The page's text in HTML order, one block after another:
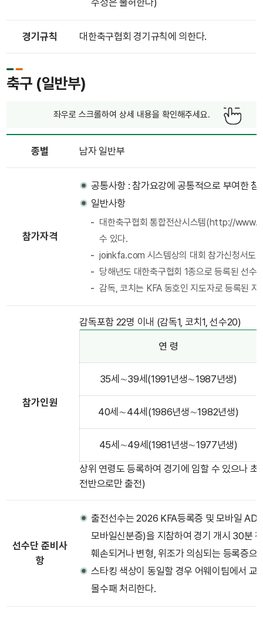
수정은 불허한다)
경기규칙 대한축구협회 경기규칙에 의한다.
축구 (일반부)
좌우로 스크롤하여 상세 내용을 확인해주세요.
종별 남자 일반부
참가자격
공통사항 : 참가요강에 공통적으로 부여한
일반사항
대한축구협회 통합전산시스템(http://
수 있다.
joinkfa.com 시스템상의 대회 참가신청서도
당해년도 대한축구협회 1종으로 등록된 선수
감독, 코치는 KFA 동호인 지도자로 등록된 자
참가인원
감독포함 22명 이내 (감독1, 코치1, 선수20)
연 령
35세∼39세(1991년생∼1987년생)
40세∼44세(1986년생∼1982년생)
45세∼49세(1981년생∼1977년생)
상위 연령도 등록하여 경기에 임할 수 있으나
전반으로만 출전)
선수단 준비사
항
출전선수는 2026 KFA등록증 및 모바일
모바일신분증)을 지참하여 경기 개시 30분
훼손되거나 변형, 위조가 의심되는 등록증으
스타킹 색상이 동일할 경우 어웨이팀에서 교
몰수패 처리한다.